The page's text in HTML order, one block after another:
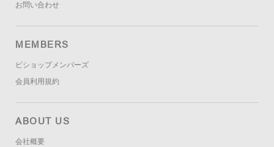
お問い合わせ
MEMBERS
ビショップメンバーズ
会員利用規約
ABOUT US
会社概要